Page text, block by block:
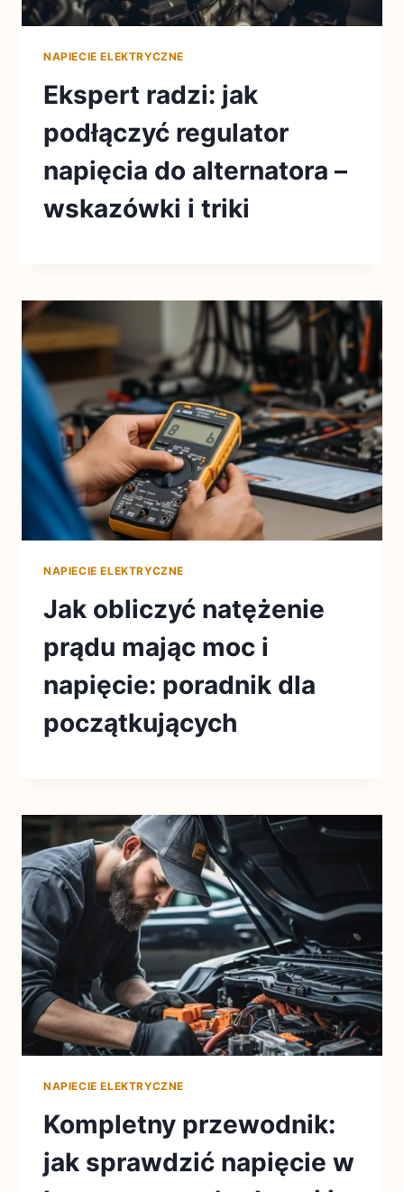
NAPIECIE ELEKTRYCZNE
Ekspert radzi: jak
podłączyć regulator
napięcia do alternatora –
wskazówki i triki
NAPIECIE ELEKTRYCZNE
Jak obliczyć natężenie
prądu mając moc i
napięcie: poradnik dla
początkujących
NAPIECIE ELEKTRYCZNE
Kompletny przewodnik:
jak sprawdzić napięcie w